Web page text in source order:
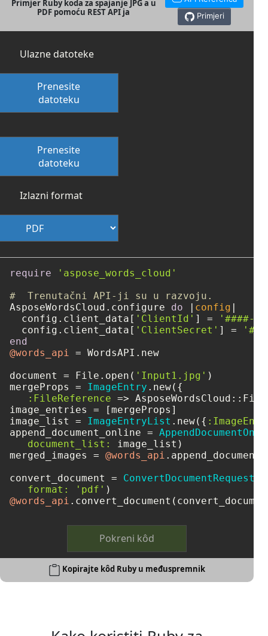
Primjer Ruby koda za spajanje JPG a u
PDF pomoću REST API ja
Primjeri
Ulazne datoteke
Prenesite
datoteku
Prenesite
datoteku
Izlazni format
require
'aspose_words_cloud'
#  Trenutačni API-ji su u razvoju.
AsposeWordsCloud.configure do | config |
  config.client_data[
'ClientId' ] =
'####-
  config.client_data[
'ClientSecret' ] =
end
@words_api = WordsAPI.new
document = File.open( 'Input1.jpg' )
mergeProps = ImageEntry .new({
:FileReference =>
image_entries = [mergeProps]
image_list = ImageEntryList .new({
append_document_online =
document_list:
image_list)
merged_images = @words_api
convert_document = ConvertDocumentRequest
format:
'pdf'
@words_api
Pokreni kôd
Kopirajte kôd Ruby u međuspremnik